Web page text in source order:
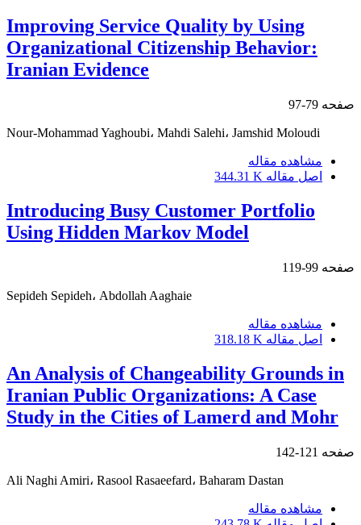
Improving Service Quality by Using
Organizational Citizenship Behavior:
Iranian Evidence
صفحه 79-97
Nour-Mohammad Yaghoubi، Mahdi Salehi، Jamshid Moloudi
مشاهده مقاله
اصل مقاله 344.31 K
Introducing Busy Customer Portfolio
Using Hidden Markov Model
صفحه 99-119
Sepideh Sepideh، Abdollah Aaghaie
مشاهده مقاله
اصل مقاله 318.18 K
An Analysis of Changeability Grounds in
Iranian Public Organizations: A Case
Study in the Cities of Lamerd and Mohr
صفحه 121-142
Ali Naghi Amiri، Rasool Rasaeefard، Baharam Dastan
مشاهده مقاله